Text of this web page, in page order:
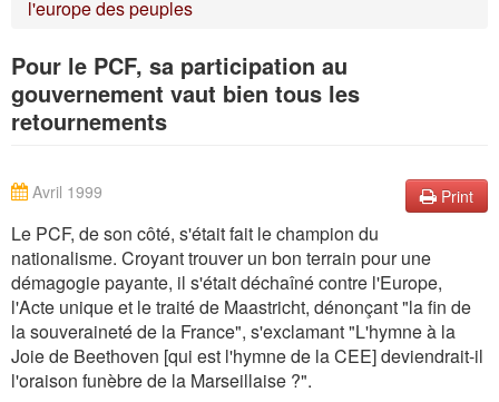
CONTACT
l'europe des peuples
Pour le PCF, sa participation au
gouvernement vaut bien tous les
retournements
Print
Avril 1999
Le PCF, de son côté, s'était fait le champion du
nationalisme. Croyant trouver un bon terrain pour une
démagogie payante, il s'était déchaîné contre l'Europe,
l'Acte unique et le traité de Maastricht, dénonçant "la fin de
la souveraineté de la France", s'exclamant "L'hymne à la
Joie de Beethoven [qui est l'hymne de la CEE] deviendrait-il
l'oraison funèbre de la Marseillaise ?".